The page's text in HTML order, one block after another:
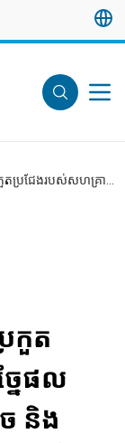
កួត
ៃផល
និង